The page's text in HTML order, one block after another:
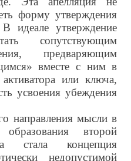
форму утверждения
идеале утверждение
сопутствующим
предваряющим
вместе с ним в
активатора или ключа,
усвоения убеждения
направления мысли в
второй
концепция
недопустимой